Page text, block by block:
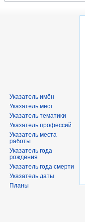
Указатель имён
Указатель мест
Указатель тематики
Указатель профессий
Указатель места
работы
Указатель года
рождения
Указатель года смерти
Указатель даты
Планы